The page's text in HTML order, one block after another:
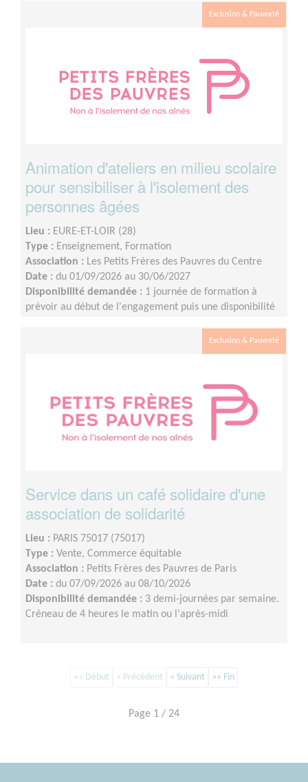
Exclusion & Pauvreté
Animation d'ateliers en milieu scolaire
pour sensibiliser à l'isolement des
personnes âgées
Lieu : EURE-ET-LOIR (28)
Type : Enseignement, Formation
Association : Les Petits Frères des Pauvres du Centre
Date : du 01/09/2026 au 30/06/2027
Disponibilité demandée : 1 journée de formation à
prévoir au début de l'engagement puis une disponibilité
Exclusion & Pauvreté
Service dans un café solidaire d'une
association de solidarité
Lieu : PARIS 75017 (75017)
Type : Vente, Commerce équitable
Association : Petits Frères des Pauvres de Paris
Date : du 07/09/2026 au 08/10/2026
Disponibilité demandée : 3 demi-journées par semaine.
Créneau de 4 heures le matin ou l'après-midi
«« Début « Précédent » Suivant »» Fin
Page 1 / 24